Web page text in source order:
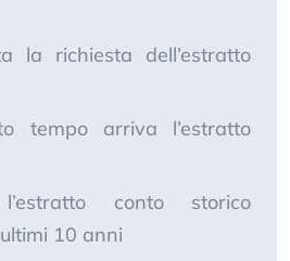
la richiesta dell’estratto
tempo arriva l’estratto
conto storico
10 anni